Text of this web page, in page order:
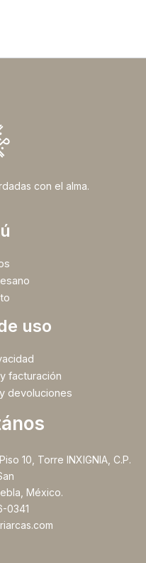
con el alma.
uso
facturación
devoluciones
10, Torre INXIGNIA, C.P.
México.
0341